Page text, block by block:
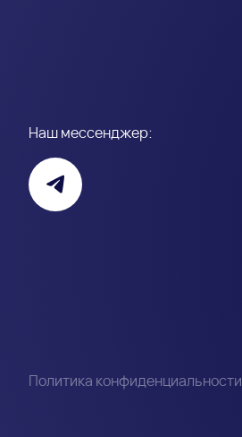
Наш мессенджер:
Политика конфиденциальности